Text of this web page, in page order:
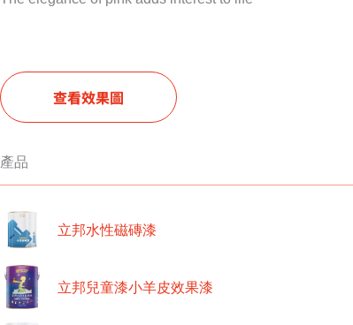
查看效果圖
產品
立邦水性磁磚漆
立邦兒童漆小羊皮效果漆